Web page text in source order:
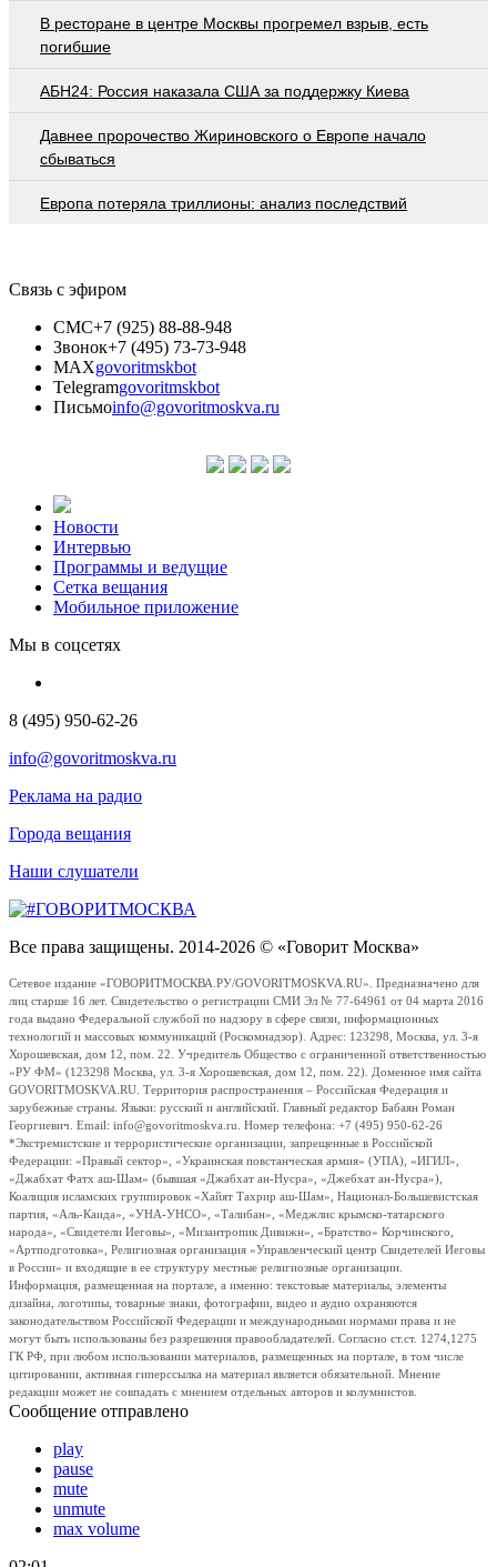
В ресторане в центре Москвы прогремел взрыв, есть
погибшие
АБН24: Россия наказала США за поддержку Киева
Давнее пророчество Жириновского о Европе начало
сбываться
Европа потеряла триллионы: анализ последствий
Связь с эфиром
СМС+7 (925) 88-88-948
Звонок+7 (495) 73-73-948
MAXgovoritmskbot
Telegramgovoritmskbot
Письмоinfo@govoritmoskva.ru
Новости
Интервью
Программы и ведущие
Сетка вещания
Мобильное приложение
Мы в соцсетях
8 (495) 950-62-26
info@govoritmoskva.ru
Реклама на радио
Города вещания
Наши слушатели
Все права защищены. 2014-2026 © «Говорит Москва»
Сетевое издание «ГОВОРИТМОСКВА.РУ/GOVORITMOSKVA.RU». Предназначено для
лиц старше 16 лет. Свидетельство о регистрации СМИ Эл № 77-64961 от 04 марта 2016
года выдано Федеральной службой по надзору в сфере связи, информационных
технологий и массовых коммуникаций (Роскомнадзор). Адрес: 123298, Москва, ул. 3-я
Хорошевская, дом 12, пом. 22. Учредитель Общество с ограниченной ответственностью
«РУ ФМ» (123298 Москва, ул. 3-я Хорошевская, дом 12, пом. 22). Доменное имя сайта
GOVORITMOSKVA.RU. Территория распространения – Российская Федерация и
зарубежные страны. Языки: русский и английский. Главный редактор Бабаян Роман
Георгиевич. Email: info@govoritmoskva.ru. Номер телефона: +7 (495) 950-62-26
*Экстремистские и террористические организации, запрещенные в Российской
Федерации: «Правый сектор», «Украинская повстанческая армия» (УПА), «ИГИЛ»,
«Джабхат Фатх аш-Шам» (бывшая «Джабхат ан-Нусра», «Джебхат ан-Нусра»),
Коалиция исламских группировок «Хайят Тахрир аш-Шам», Национал-Большевистская
партия, «Аль-Каида», «УНА-УНСО», «Талибан», «Меджлис крымско-татарского
народа», «Свидетели Иеговы», «Мизантропик Дивижн», «Братство» Корчинского,
«Артподготовка», Религиозная организация «Управленческий центр Свидетелей Иеговы
в России» и входящие в ее структуру местные религиозные организации.
Информация, размещенная на портале, а именно: текстовые материалы, элементы
дизайна, логотипы, товарные знаки, фотографии, видео и аудио охраняются
законодательством Российской Федерации и международными нормами права и не
могут быть использованы без разрешения правообладателей. Согласно ст.ст. 1274,1275
ГК РФ, при любом использовании материалов, размещенных на портале, в том числе
цитировании, активная гиперссылка на материал является обязательной. Мнение
редакции может не совпадать с мнением отдельных авторов и колумнистов.
Сообщение отправлено
play
pause
mute
unmute
max volume